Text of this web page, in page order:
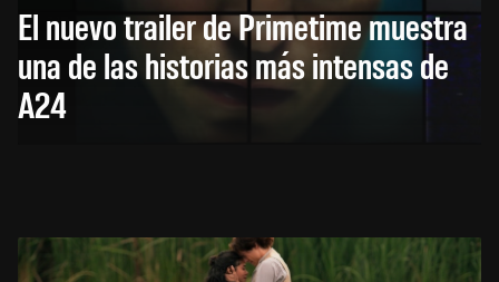
El nuevo trailer de Primetime muestra
una de las historias más intensas de
A24